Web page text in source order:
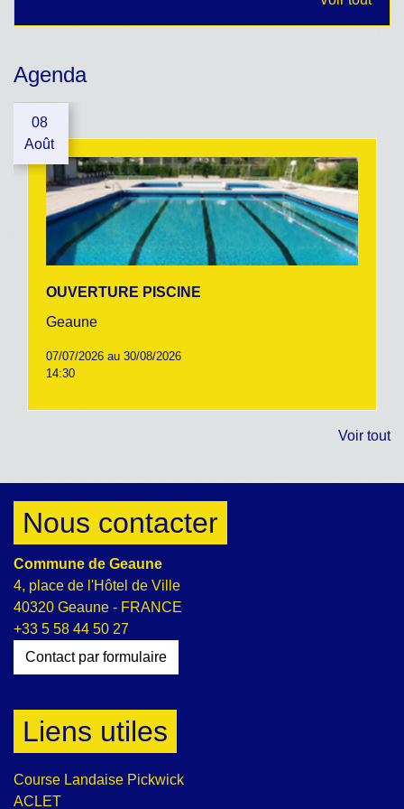
Agenda
08
Août
OUVERTURE PISCINE
Geaune
07/07/2026 au 30/08/2026
14:30
Voir tout
Nous contacter
Commune de Geaune
4, place de l'Hôtel de Ville
40320 Geaune - FRANCE
+33 5 58 44 50 27
Contact par formulaire
Liens utiles
Course Landaise Pickwick
ACLET